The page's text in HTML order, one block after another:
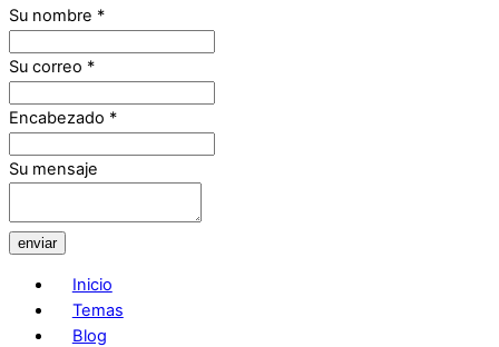
Su nombre *
Su correo *
Encabezado *
Su mensaje
enviar
Inicio
Temas
Blog